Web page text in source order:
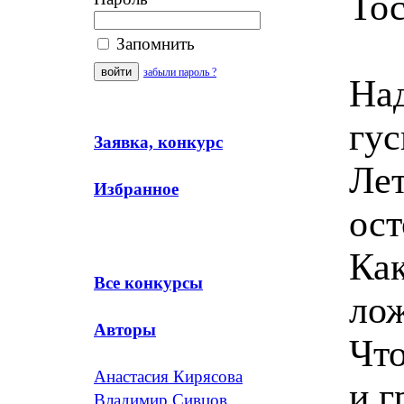
Запомнить
забыли пароль ?
Заявка, конкурс
Избранное
Все конкурсы
Авторы
Анастасия Кирясова
Владимир Сивцов